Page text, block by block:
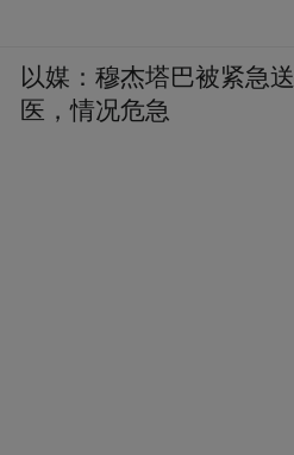
以媒：穆杰塔巴被紧急送
医，情况危急